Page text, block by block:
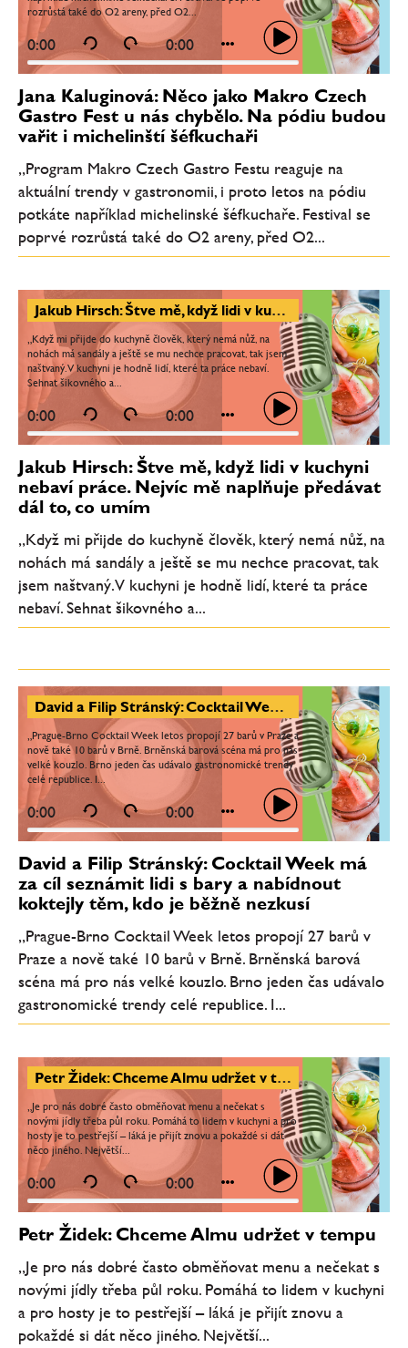
rozrůstá také do O2 areny, před O2...
0:00 0:00
Jana Kaluginová: Něco jako Makro Czech
Gastro Fest u nás chybělo. Na pódiu budou
vařit i michelinští šéfkuchaři
„Program Makro Czech Gastro Festu reaguje na
aktuální trendy v gastronomii, i proto letos na pódiu
potkáte například michelinské šéfkuchaře. Festival se
poprvé rozrůstá také do O2 areny, před O2...
Jakub Hirsch: Štve mě, když lidi v kuchyni nebaví práce. Nejvíc mě naplňuje předávat dál to, co umím
„Když mi přijde do kuchyně člověk, který nemá nůž, na
nohách má sandály a ještě se mu nechce pracovat, tak jsem
naštvaný. V kuchyni je hodně lidí, které ta práce nebaví.
Sehnat šikovného a...
0:00 0:00
Jakub Hirsch: Štve mě, když lidi v kuchyni
nebaví práce. Nejvíc mě naplňuje předávat
dál to, co umím
„Když mi přijde do kuchyně člověk, který nemá nůž, na
nohách má sandály a ještě se mu nechce pracovat, tak
jsem naštvaný. V kuchyni je hodně lidí, které ta práce
nebaví. Sehnat šikovného a...
David a Filip Stránský: Cocktail Week má za cíl seznámit lidi s bary a nabídnout koktejly těm, kdo je běžně nezkusí
„Prague-Brno Cocktail Week letos propojí 27 barů v Praze a
nově také 10 barů v Brně. Brněnská barová scéna má pro nás
velké kouzlo. Brno jeden čas udávalo gastronomické trendy
celé republice. I...
0:00 0:00
David a Filip Stránský: Cocktail Week má
za cíl seznámit lidi s bary a nabídnout
koktejly těm, kdo je běžně nezkusí
„Prague-Brno Cocktail Week letos propojí 27 barů v
Praze a nově také 10 barů v Brně. Brněnská barová
scéna má pro nás velké kouzlo. Brno jeden čas udávalo
gastronomické trendy celé republice. I...
Petr Židek: Chceme Almu udržet v tempu
„Je pro nás dobré často obměňovat menu a nečekat s
novými jídly třeba půl roku. Pomáhá to lidem v kuchyni a pro
hosty je to pestřejší – láká je přijít znovu a pokaždé si dát
něco jiného. Největší...
0:00 0:00
Petr Židek: Chceme Almu udržet v tempu
„Je pro nás dobré často obměňovat menu a nečekat s
novými jídly třeba půl roku. Pomáhá to lidem v kuchyni
a pro hosty je to pestřejší – láká je přijít znovu a
pokaždé si dát něco jiného. Největší...